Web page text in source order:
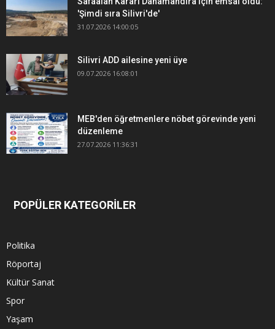
'Şimdi sıra Silivri'de'
31.07.2026 14:00:05
Silivri ADD ailesine yeni üye
09.07.2026 16:08:01
MEB'den öğretmenlere nöbet görevinde yeni
düzenleme
27.07.2026 11:36:31
POPÜLER KATEGORİLER
Politika
Röportaj
Kültür Sanat
Spor
Yaşam